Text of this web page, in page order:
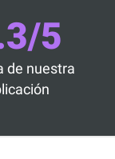
5
de nuestra